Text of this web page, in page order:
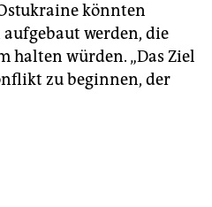
könnten
werden, die
halten würden. „Das Ziel
zu beginnen, der